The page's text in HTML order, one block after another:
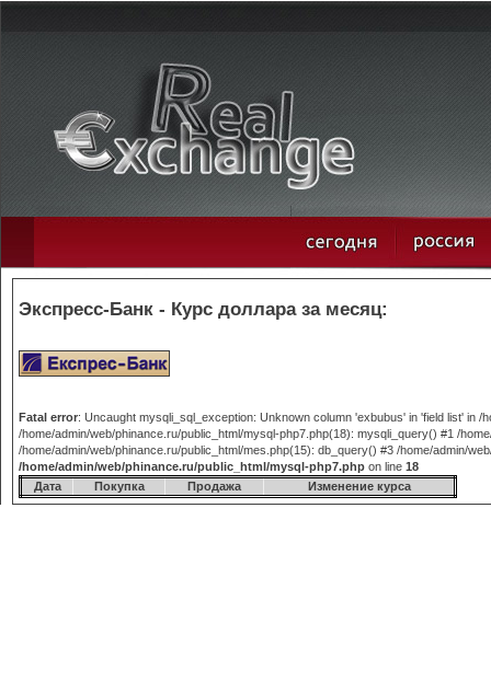
Экспресс-Банк - Курс доллара за месяц:
Fatal error: Uncaught mysqli_sql_exception: Unknown column 'exbubus' in 'field list' in
/home/admin/web/phinance.ru/public_html/mysql-php7.php(18): mysqli_query() #1 /
/home/admin/web/phinance.ru/public_html/mes.php(15): db_query() #3 /home/admin/
/home/admin/web/phinance.ru/public_html/mysql-php7.php on line 18
Дата
Покупка Продажа Изменение курса